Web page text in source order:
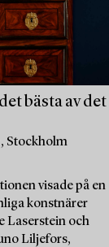
bästa av det
Stockholm
visade på en
konstnärer
Laserstein och
Liljefors,